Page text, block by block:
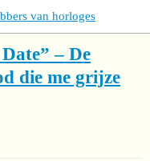
van horloges
– De
die me grijze